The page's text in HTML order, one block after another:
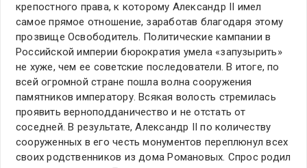
крепостного права, к которому Александр II имел
самое прямое отношение, заработав благодаря этому
прозвище Освободитель. Политические кампании в
Российской империи бюрократия умела «запузырить»
не хуже, чем ее советские последователи. В итоге, по
всей огромной стране пошла волна сооружения
памятников императору. Всякая волость стремилась
проявить верноподданичество и не отстать от
соседней. В результате, Александр II по количеству
сооруженных в его честь монументов переплюнул всех
своих родственников из дома Романовых. Спрос родил